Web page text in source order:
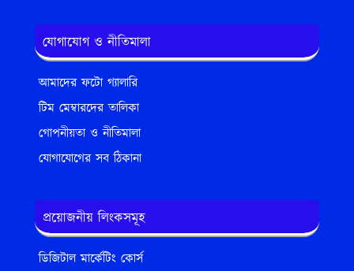
যোগাযোগ ও নীতিমালা
আমাদের ফটো গ্যালারি
টিম মেম্বারদের তালিকা
গোপনীয়তা ও নীতিমালা
যোগাযোগের সব ঠিকানা
প্রয়োজনীয় লিংকসমূহ
ডিজিটাল মার্কেটিং কোর্স